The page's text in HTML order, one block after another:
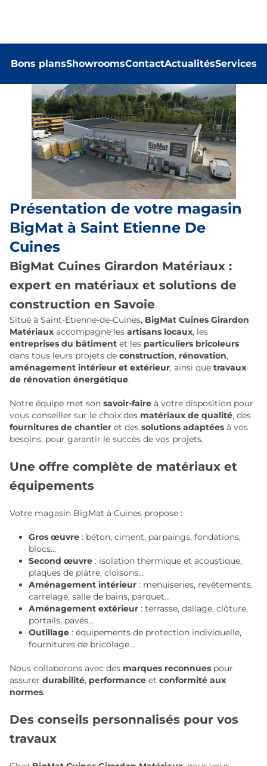
Bons plansShowroomsContactActualitésServices
Présentation de votre magasin
BigMat à Saint Etienne De
Cuines
BigMat Cuines Girardon Matériaux :
expert en matériaux et solutions de
construction en Savoie
Situé à Saint-Étienne-de-Cuines, BigMat Cuines Girardon
Matériaux accompagne les artisans locaux, les
entreprises du bâtiment et les particuliers bricoleurs
dans tous leurs projets de construction, rénovation,
aménagement intérieur et extérieur, ainsi que travaux
de rénovation énergétique.
Notre équipe met son savoir-faire à votre disposition pour
vous conseiller sur le choix des matériaux de qualité, des
fournitures de chantier et des solutions adaptées à vos
besoins, pour garantir le succès de vos projets.
Une offre complète de matériaux et
équipements
Votre magasin BigMat à Cuines propose :
Gros œuvre : béton, ciment, parpaings, fondations,
blocs…
Second œuvre : isolation thermique et acoustique,
plaques de plâtre, cloisons…
Aménagement intérieur : menuiseries, revêtements,
carrelage, salle de bains, parquet…
Aménagement extérieur : terrasse, dallage, clôture,
portails, pavés…
Outillage : équipements de protection individuelle,
fournitures de bricolage…
Nous collaborons avec des marques reconnues pour
assurer durabilité, performance et conformité aux
normes.
Des conseils personnalisés pour vos
travaux